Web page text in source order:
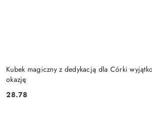
Kubek magiczny z dedykacją dla Córki
okazję
Cena:
28.78